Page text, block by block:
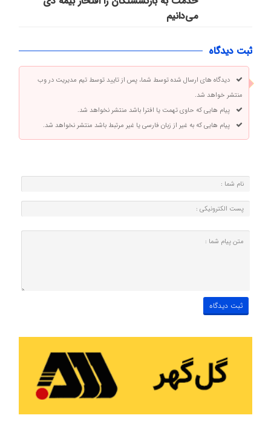
می‌دانیم
ثبت دیدگاه
دیدگاه های ارسال شده توسط شما، پس از تایید توسط تیم مدیریت در وب
منتشر خواهد شد.
پیام هایی که حاوی تهمت یا افترا باشد منتشر نخواهد شد.
پیام هایی که به غیر از زبان فارسی یا غیر مرتبط باشد منتشر نخواهد شد.